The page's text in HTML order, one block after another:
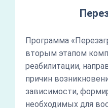
Программа
вторым этапом
реабилитации,
причин
зависимости,
необходимых для